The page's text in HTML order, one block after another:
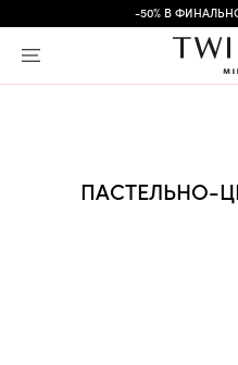
-50% В
ПАСТЕЛЬНО-